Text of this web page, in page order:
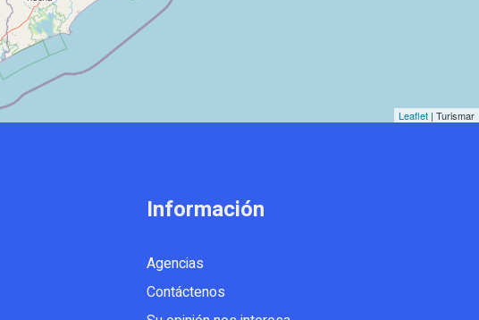
Leaflet | Turismar
Información
Agencias
Contáctenos